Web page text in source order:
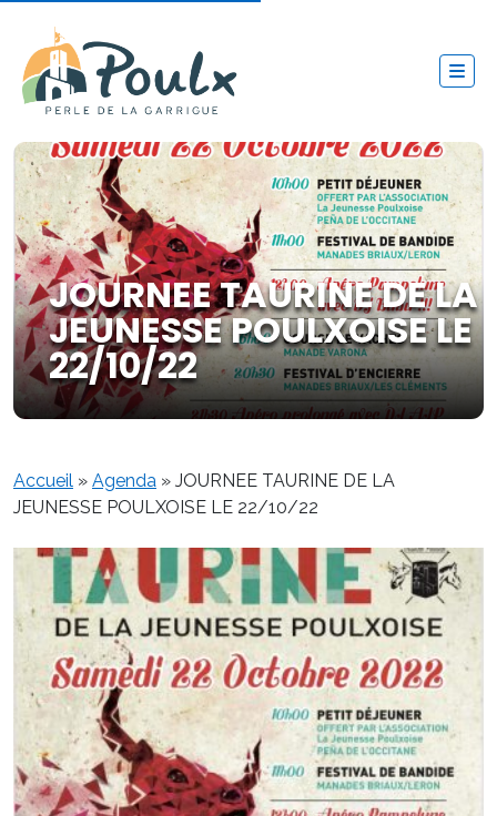
JOURNEE TAURINE DE LA
JEUNESSE POULXOISE LE
22/10/22
Accueil » Agenda » JOURNEE TAURINE DE LA
JEUNESSE POULXOISE LE 22/10/22